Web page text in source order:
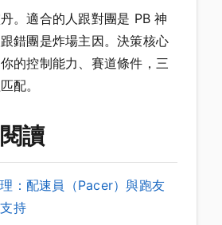
。適合的人跟對團是 PB 神
錯團是炸場主因。決策核心
的控制能力、賽道條件，三
配。
讀
：配速員（Pacer）與跑友
持